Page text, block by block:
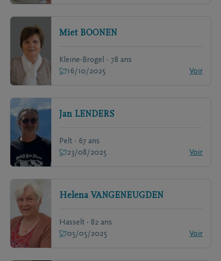
Miet BOONEN
Kleine-Brogel - 78 ans
16/10/2025
Voir
Jan LENDERS
Pelt - 67 ans
23/08/2025
Voir
Helena VANGENEUGDEN
Hasselt - 82 ans
05/05/2025
Voir